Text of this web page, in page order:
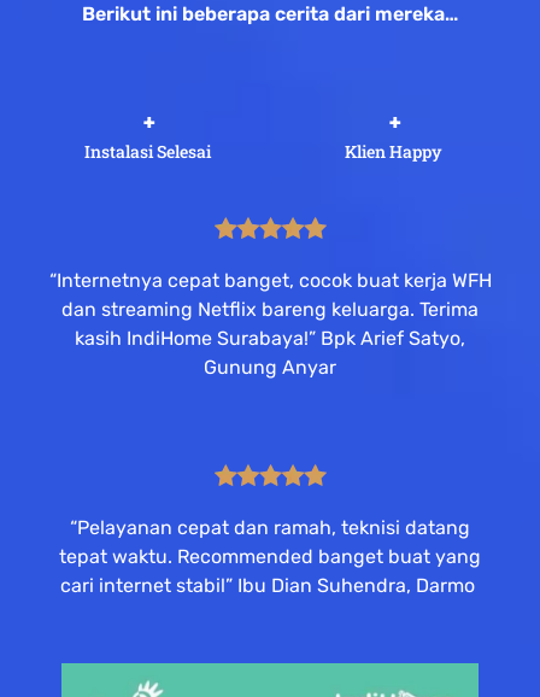
Berikut ini beberapa cerita dari mereka…
Instalasi Selesai
+
Klien Happy
+
“Internetnya cepat banget, cocok buat kerja WFH
dan streaming Netflix bareng keluarga. Terima
kasih IndiHome Surabaya!” Bpk Arief Satyo,
Gunung Anyar
“Pelayanan cepat dan ramah, teknisi datang
tepat waktu. Recommended banget buat yang
cari internet stabil” Ibu Dian Suhendra, Darmo